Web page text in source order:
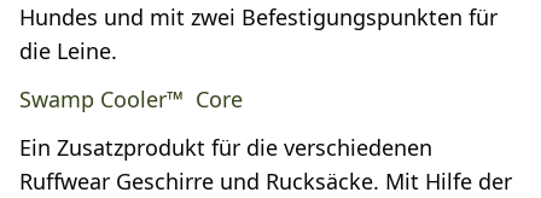
Hundes und mit zwei Befestigungspunkten für
die Leine.
Swamp Cooler™ Core
Ein Zusatzprodukt für die verschiedenen
Ruffwear Geschirre und Rucksäcke. Mit Hilfe der